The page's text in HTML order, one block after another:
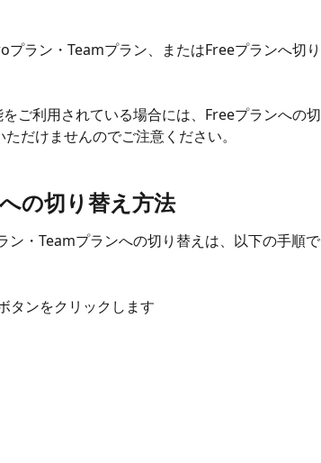
ラン・Teamプラン、またはFreeプランへ切り
ご利用されている場合には、Freeプランへの切
だけませんのでご注意ください。
の切り替え方法
・Teamプランへの切り替えは、以下の手順で
タンをクリックします